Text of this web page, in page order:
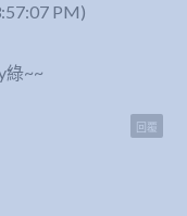
PM)
綠~~
回覆